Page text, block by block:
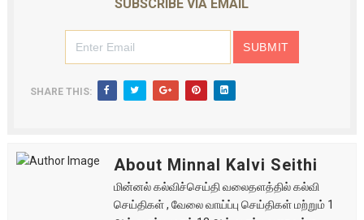
SUBSCRIBE VIA EMAIL
SHARE THIS:
About Minnal Kalvi Seithi
மின்னல் கல்விச்செய்தி வலைதளத்தில் கல்வி
செய்திகள் , வேலை வாய்ப்பு செய்திகள் மற்றும் 1